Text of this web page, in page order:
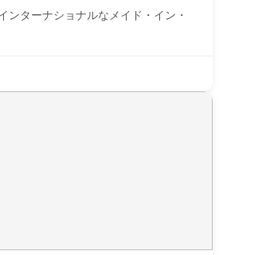
ターナショナルなメイド・イン・